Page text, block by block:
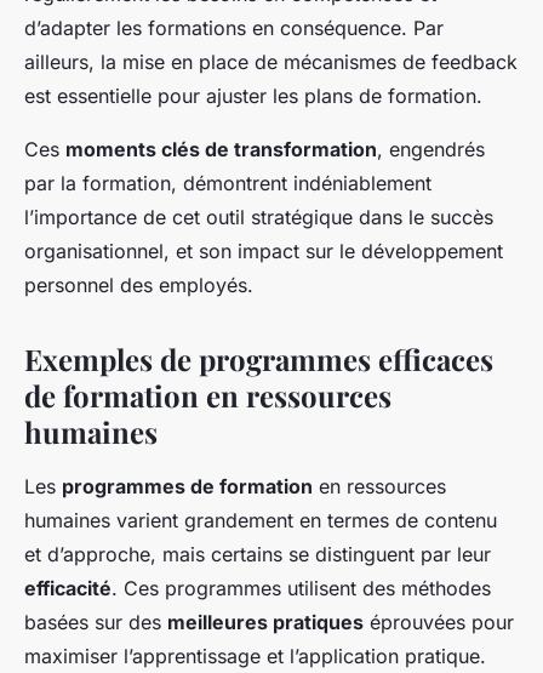
d’adapter les formations en conséquence. Par
ailleurs, la mise en place de mécanismes de feedback
est essentielle pour ajuster les plans de formation.
Ces moments clés de transformation, engendrés
par la formation, démontrent indéniablement
l’importance de cet outil stratégique dans le succès
organisationnel, et son impact sur le développement
personnel des employés.
Exemples de programmes efficaces
de formation en ressources
humaines
Les programmes de formation en ressources
humaines varient grandement en termes de contenu
et d’approche, mais certains se distinguent par leur
efficacité. Ces programmes utilisent des méthodes
basées sur des meilleures pratiques éprouvées pour
maximiser l’apprentissage et l’application pratique.